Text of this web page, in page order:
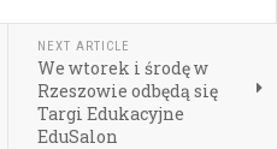
NEXT ARTICLE
We wtorek i środę w
Rzeszowie odbędą się
Targi Edukacyjne
EduSalon